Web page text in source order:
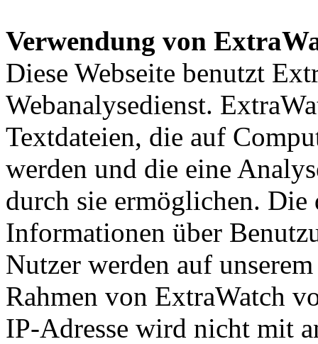
Verwendung von
Diese Webseite benutzt
Webanalysedienst.
Textdateien, die auf
werden und die eine
durch sie ermöglichen. Die
Informationen über
Nutzer werden auf
Rahmen von ExtraWatch
IP-Adresse wird nicht mit